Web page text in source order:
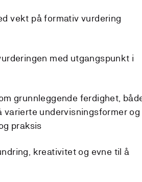
vekt på formativ vurdering
med utgangspunkt i
grunnleggende ferdighet,
undervisningsformer og
praksis
kreativitet og evne til å